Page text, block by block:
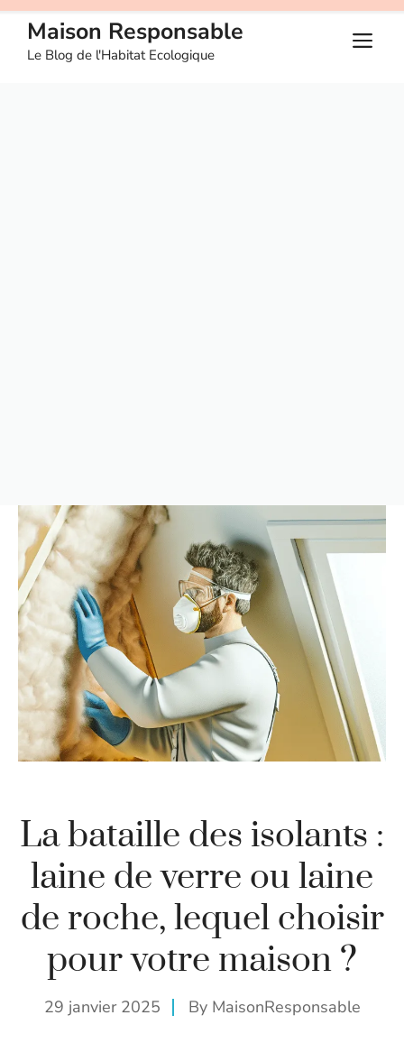
Aller
contenu
Maison Responsable
Le Blog de l'Habitat Ecologique
La bataille des isolants :
laine de verre ou laine
de roche, lequel choisir
pour votre maison ?
29 janvier 2025 By MaisonResponsable